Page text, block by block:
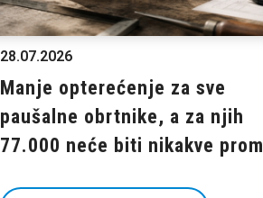
28.07.2026
Manje opterećenje za sve
paušalne obrtnike, a za njih
77.000 neće biti nikakve